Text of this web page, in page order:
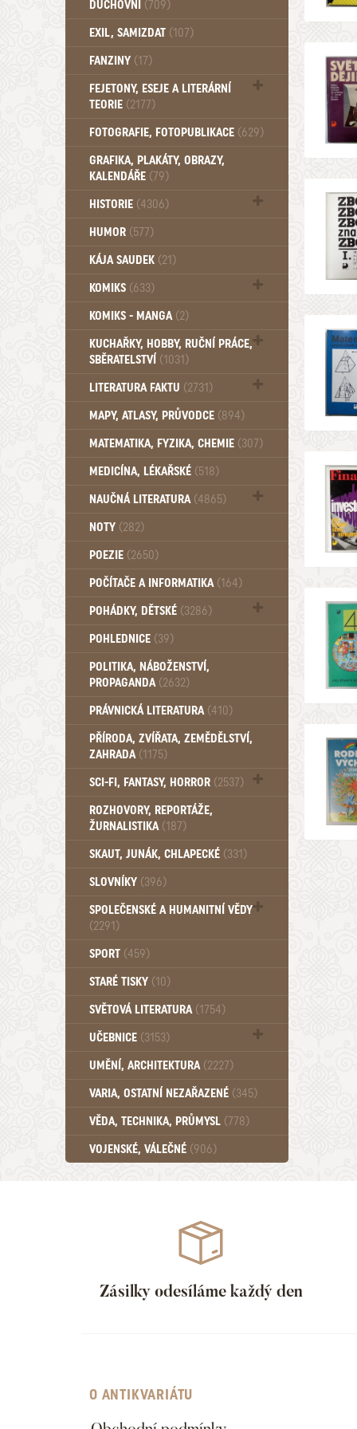
DUCHOVNÍ (709)
Okultismus (110)
EXIL, SAMIZDAT (107)
FANZINY (17)
FEJETONY, ESEJE A LITERÁRNÍ
TEORIE (2177)
Citáty, aforismy, snáře, přísloví,
FOTOGRAFIE, FOTOPUBLIKACE (629)
GRAFIKA, PLAKÁTY, OBRAZY,
KALENDÁŘE (79)
HISTORIE (4306)
Mytologie, Mýty, Báje, Pověsti (203)
HUMOR (577)
KÁJA SAUDEK (21)
KOMIKS (633)
Komiks - Čtyřlístek (233)
KOMIKS - MANGA (2)
KUCHAŘKY, HOBBY, RUČNÍ PRÁCE,
SBĚRATELSTVÍ (1031)
Dům a byt (102)
LITERATURA FAKTU (2731)
Katalogy (503)
MAPY, ATLASY, PRŮVODCE (894)
MATEMATIKA, FYZIKA, CHEMIE (307)
MEDICÍNA, LÉKAŘSKÉ (518)
NAUČNÁ LITERATURA (4865)
Zdraví a zdraví životní styl (510)
NOTY (282)
POEZIE (2650)
POČÍTAČE A INFORMATIKA (164)
POHÁDKY, DĚTSKÉ (3286)
Pro děti a mládež (2882)
Pohádky, Dětské - Od roku 1949 (257)
POHLEDNICE (39)
POLITIKA, NÁBOŽENSTVÍ,
PROPAGANDA (2632)
PRÁVNICKÁ LITERATURA (410)
PŘÍRODA, ZVÍŘATA, ZEMĚDĚLSTVÍ,
ZAHRADA (1175)
SCI-FI, FANTASY, HORROR (2537)
UFO (14)
ROZHOVORY, REPORTÁŽE,
ŽURNALISTIKA (187)
SKAUT, JUNÁK, CHLAPECKÉ (331)
SLOVNÍKY (396)
SPOLEČENSKÉ A HUMANITNÍ VĚDY
(2291)
Pedagogika (191)
Psychologie a osobní rozvoj (760)
SPORT (459)
STARÉ TISKY (10)
SVĚTOVÁ LITERATURA (1754)
UČEBNICE (3153)
Učebnice - Jazykové (1297)
Učebnice - VŠ (259)
Učebnice - ZŠ (556)
Učebnice - Ostatní (499)
UMĚNÍ, ARCHITEKTURA (2227)
VARIA, OSTATNÍ NEZAŘAZENÉ (345)
VĚDA, TECHNIKA, PRŮMYSL (778)
VOJENSKÉ, VÁLEČNÉ (906)
Zásilky odesíláme každý den
O ANTIKVARIÁTU